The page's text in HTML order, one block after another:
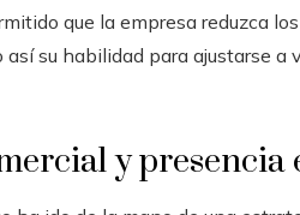
que la empresa reduzca
su habilidad para ajustarse
y presencia